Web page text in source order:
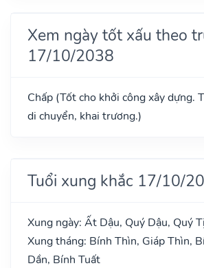
Xem ngày tốt xấu theo
17/10/2038
Chấp (Tốt cho khởi công xây dựng.
di chuyển, khai trương.)
Tuổi xung khắc 17/10/
Xung ngày: Ất Dậu, Quý Dậu, Quý
Xung tháng: Bính Thìn, Giáp Thìn,
Dần, Bính Tuất